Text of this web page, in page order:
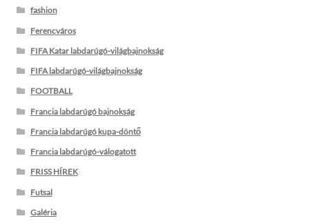
fashion
Ferencváros
FIFA Katar labdarúgó-világbajnokság
FIFA labdarúgó-világbajnokság
FOOTBALL
Francia labdarúgó bajnokság
Francia labdarúgó kupa-döntő
Francia labdarúgó-válogatott
FRISS HÍREK
Futsal
Galéria